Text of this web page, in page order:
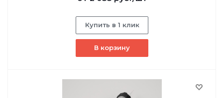
Купить в 1 клик
В корзину